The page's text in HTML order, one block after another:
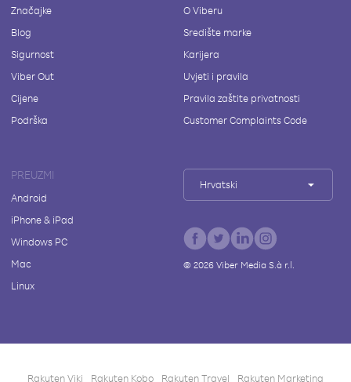
Značajke
Blog
Sigurnost
Viber Out
Cijene
Podrška
O Viberu
Središte marke
Karijera
Uvjeti i pravila
Pravila zaštite privatnosti
Customer Complaints Code
PREUZMI
Android
iPhone & iPad
Windows PC
Mac
Linux
Hrvatski
© 2026Viber Media S.à r.l.
Rakuten Viki Rakuten Kobo Rakuten Travel Rakuten Marketing